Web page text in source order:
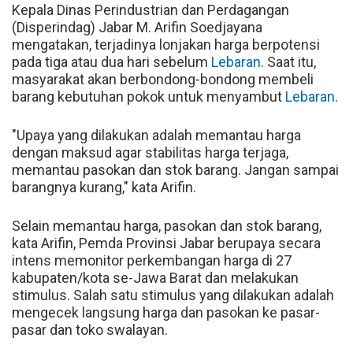
Kepala Dinas Perindustrian dan Perdagangan
(Disperindag) Jabar M. Arifin Soedjayana
mengatakan, terjadinya lonjakan harga berpotensi
pada tiga atau dua hari sebelum Lebaran. Saat itu,
masyarakat akan berbondong-bondong membeli
barang kebutuhan pokok untuk menyambut Lebaran.
"Upaya yang dilakukan adalah memantau harga
dengan maksud agar stabilitas harga terjaga,
memantau pasokan dan stok barang. Jangan sampai
barangnya kurang," kata Arifin.
Selain memantau harga, pasokan dan stok barang,
kata Arifin, Pemda Provinsi Jabar berupaya secara
intens memonitor perkembangan harga di 27
kabupaten/kota se-Jawa Barat dan melakukan
stimulus. Salah satu stimulus yang dilakukan adalah
mengecek langsung harga dan pasokan ke pasar-
pasar dan toko swalayan.